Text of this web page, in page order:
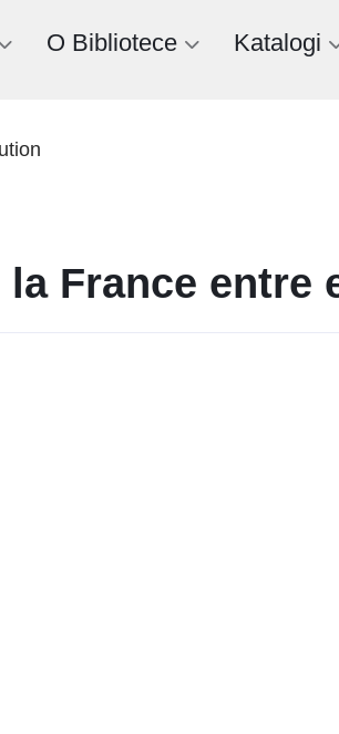
O Bibliotece Katalogi
France entre